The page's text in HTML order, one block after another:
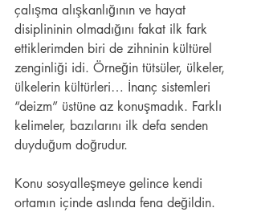
çalışma alışkanlığının ve hayat
disiplininin olmadığını fakat ilk fark
ettiklerimden biri de zihninin kültürel
zenginliği idi. Örneğin tütsüler, ülkeler,
ülkelerin kültürleri… İnanç sistemleri
“deizm” üstüne az konuşmadık. Farklı
kelimeler, bazılarını ilk defa senden
duyduğum doğrudur.
Konu sosyalleşmeye gelince kendi
ortamın içinde aslında fena değildin.